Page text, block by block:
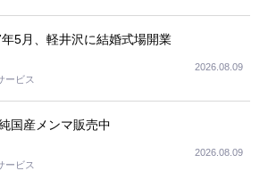
5月、軽井沢に結婚式場開業
ービス
2026.08.09
国産メンマ販売中
ービス
2026.08.09